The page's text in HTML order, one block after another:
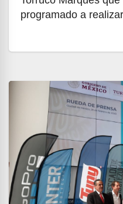
programado a